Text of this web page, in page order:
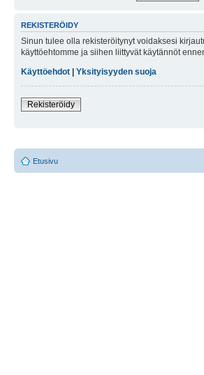
REKISTERÖIDY
Sinun tulee olla rekisteröitynyt voidaksesi
käyttöehtomme ja siihen liittyvät käytännöt
Käyttöehdot
Yksityisyyden suoja
Rekisteröidy
Etusivu